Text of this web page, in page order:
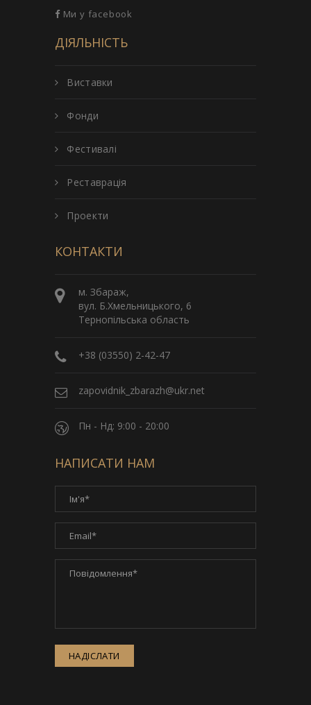
Ми у facebook
ДІЯЛЬНІСТЬ
Виставки
Фонди
Фестивалі
Реставрація
Проекти
КОНТАКТИ
м. Збараж,
вул. Б.Хмельницького, 6
Тернопільська область
+38 (03550) 2-42-47
zapovidnik_zbarazh@ukr.net
Пн - Нд: 9:00 - 20:00
НАПИСАТИ НАМ
НАДІСЛАТИ